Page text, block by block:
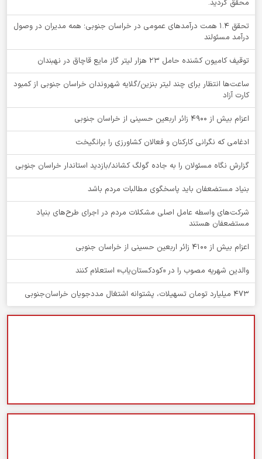
محقق گردید.
تحقق ۱.۴ همت درآمدهای عمومی در خراسان جنوبی؛ همه مدیران در وصول
درآمد مسئولند
توقيف کامیون کشنده حامل 23 هزار لیتر گاز مایع قاچاق در نهبندان
ساعت‌ها انتظار برای چند لیتر بنزین/گلایه شهروندان خراسان جنوبی از کمبود
کارت آزاد
اعزام بیش از 4900 زائر اربعین حسینی از خراسان جنوبی
ادغامی که نگرانی کارکنان و فعالان کشاورزی را برانگیخت
گزارش نگاه مسئولان را به جاده گولگ کشاند/بازدید استاندار خراسان جنوبی
بنیاد مستضعفان باید پاسخگوی مطالبات مردم باشد
شرکت‌های واسطه عامل اصلی مشکلات مردم در اجرای طرح‌های بنیاد
مستضعفان هستند
اعزام بیش از 4100 زائر اربعین حسینی از خراسان جنوبی
والدین شهریه مصوب را در «کودکستان‌یاب» استعلام کنند
۴۷۳ میلیارد تومان تسهیلات، پشتوانه اشتغال مددجویان خراسان‌جنوبی